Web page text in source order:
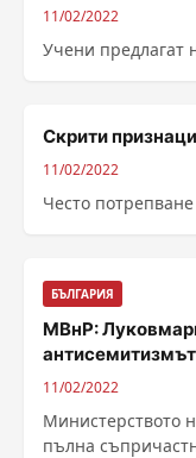
11/02/2022
Учени предлагат
Скрити
11/02/2022
Често
БЪЛГАРИЯ
МВнР:
11/02/2022
Министерството
пълна